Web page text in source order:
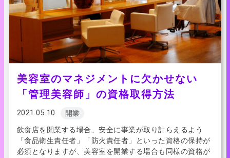
美容室のマネジメントに欠かせない
「管理美容師」の資格取得方法
2021.05.10
開業
飲食店を開業する場合、安全に事業が取り計らえるよう
「食品衛生責任者」「防火責任者」といった資格の保持が
必須となりますが、美容室を開業する場合も同様の資格が